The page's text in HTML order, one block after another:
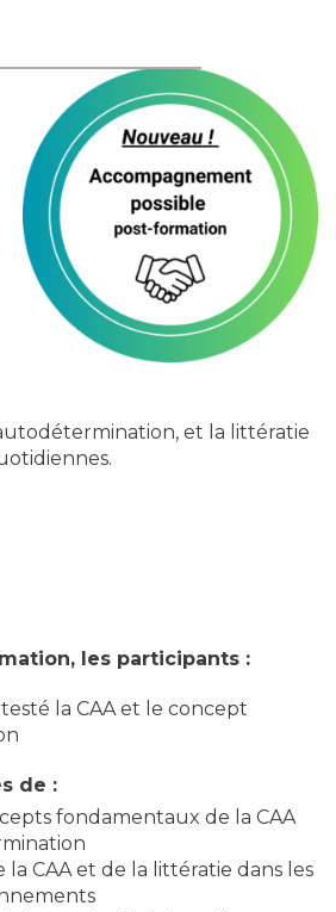
et la littératie
les participants :
la CAA et le concept
de :
fondamentaux de la CAA
la CAA et de la littératie dans les